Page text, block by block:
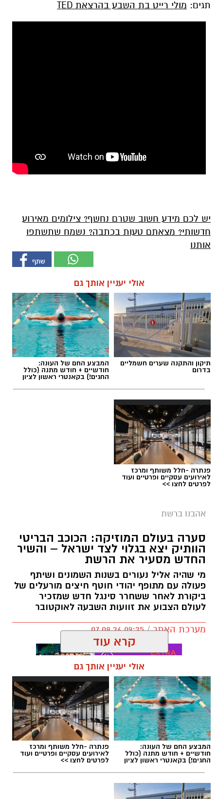
תגים: מולי רייט בת השבע בהרצאת TED
יש לכם מידע חשוב שטרם נחשף? צילומים מאירוע
חדשותי? מצאתם טעות בכתבה? נשמח שתשתפו
אותנו
אולי יעניין אותך גם
תיקון והתקנה שערים חשמליים
בדרום
המבצע החם של העונה:
חודשיים + חודש מתנה (כולל
החגים!) בקאנטרי ראשון לציון
פנתרה -חלל משותף ומרכז
לאירועים עסקיים ופרטיים ועוד
לפרטים לחצו >>
אהבנו ברשת
סערה בעולם המוזיקה: הכוכב הבריטי
הוותיק יצא בגלוי לצד ישראל – והשיר
החדש מסעיר את הרשת
מי שהיה אליל נעורים בשנות השמונים ושיתף
פעולה עם מתופף יהודי חוטף חיצים מורעלים של
ביקורת לאחר ששחרר סינגל חדש שמזכיר
לעולם הצבוע את זוועות השבעה לאוקטובר
מערכת האתר / 09:35 07.08.26
תגים:בוי ג'ורג'
קרא עוד
אולי יעניין אותך גם
המבצע החם של העונה:
חודשיים + חודש מתנה (כולל
החגים!) בקאנטרי ראשון לציון
פנתרה -חלל משותף ומרכז
לאירועים עסקיים ופרטיים ועוד
לפרטים לחצו >>